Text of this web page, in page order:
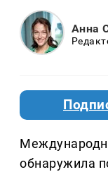
Анна
обнаружила